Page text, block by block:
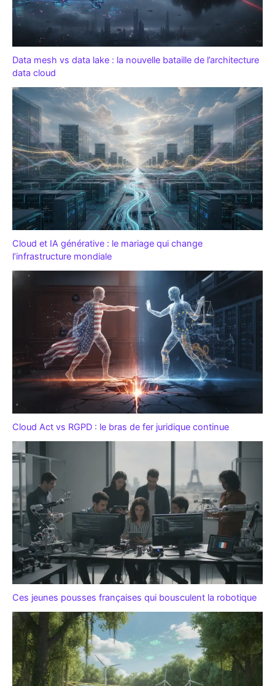
Data mesh vs data lake : la nouvelle bataille de l’architecture
data cloud
Cloud et IA générative : le mariage qui change
l’infrastructure mondiale
Cloud Act vs RGPD : le bras de fer juridique continue
Ces jeunes pousses françaises qui bousculent la robotique